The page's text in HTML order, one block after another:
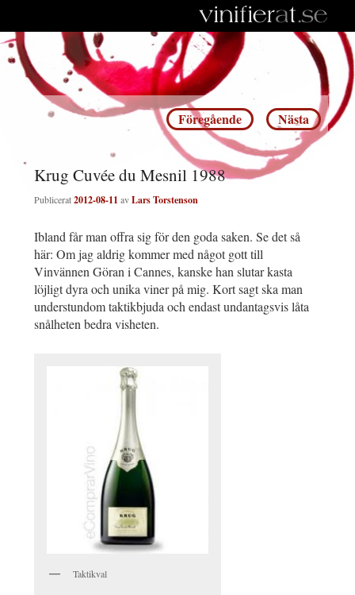
Inläggsnavigering
Föregående Nästa
Krug Cuvée du Mesnil 1988
Publicerat2012-08-11 avLars Torstenson
Ibland får man offra sig för den goda saken. Se det så
här: Om jag aldrig kommer med något gott till
Vinvännen Göran i Cannes, kanske han slutar kasta
löjligt dyra och unika viner på mig. Kort sagt ska man
understundom taktikbjuda och endast undantagsvis låta
snålheten bedra visheten.
Taktikval